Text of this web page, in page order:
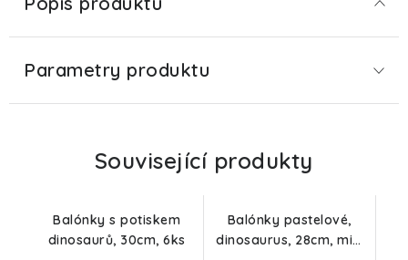
Parametry produktu
Související produkty
Balónky s potiskem
dinosaurů, 30cm, 6ks
Balónky pastelové,
dinosaurus, 28cm, mix,